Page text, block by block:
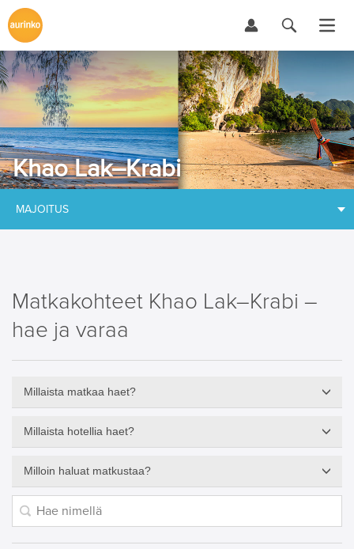
Khao Lak–Krabi
MAJOITUS
Matkakohteet Khao Lak–Krabi –
hae ja varaa
Millaista matkaa haet?
Millaista hotellia haet?
Milloin haluat matkustaa?